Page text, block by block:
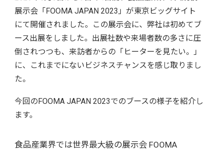
展示会「FOOMA JAPAN 2023」が東京ビッグサイト
にて開催されました。この展示会に、弊社は初めてブ
ース出展をしました。出展社数や来場者数の多さに圧
倒されつつも、来訪者からの「ヒーターを見たい。」
に、これまでにないビジネスチャンスを感じ取りまし
た。
今回のFOOMA JAPAN 2023でのブースの様子を紹介し
ます。
食品産業界では世界最大級の展示会 FOOMA